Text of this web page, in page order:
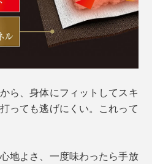
ら、身体にフィットしてスキ
っても逃げにくい。これって
地よさ、一度味わったら手放